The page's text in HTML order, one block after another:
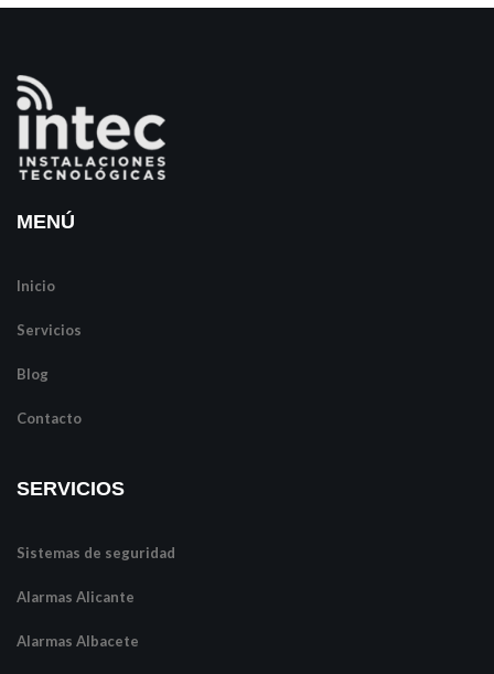
MENÚ
Inicio
Servicios
Blog
Contacto
SERVICIOS
Sistemas de seguridad
Alarmas Alicante
Alarmas Albacete